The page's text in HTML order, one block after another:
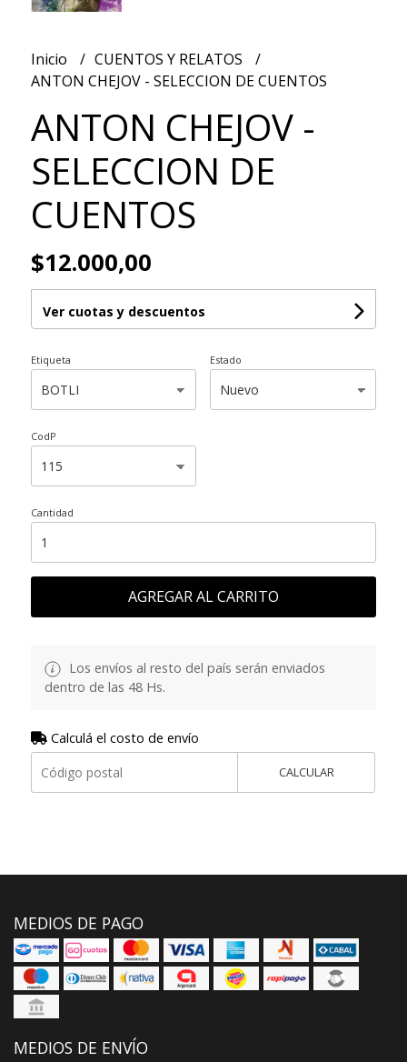
Inicio
CUENTOS Y RELATOS
ANTON CHEJOV - SELECCION DE CUENTOS
ANTON CHEJOV -
SELECCION DE
CUENTOS
$12.000,00
Ver cuotas y descuentos
Etiqueta Estado
CodP
Cantidad
AGREGAR AL CARRITO
Los envíos al resto del país serán enviados
dentro de las 48 Hs.
Calculá el costo de envío
CALCULAR
MEDIOS DE PAGO
MEDIOS DE ENVÍO